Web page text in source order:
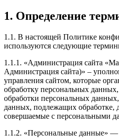
1. Определение
1.1. В настоящей Политике
используются следующие
1.1.1. «Администрация сайта
Администрация сайта)» –
управления сайтом, которые
обработку персональных
обработки персональных
данных, подлежащих обработке,
совершаемые с персональными
1.1.2. «Персональные данные»